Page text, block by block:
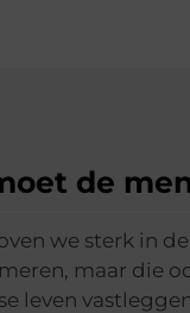
de
we sterk in
maar die
leven
onze inzichten